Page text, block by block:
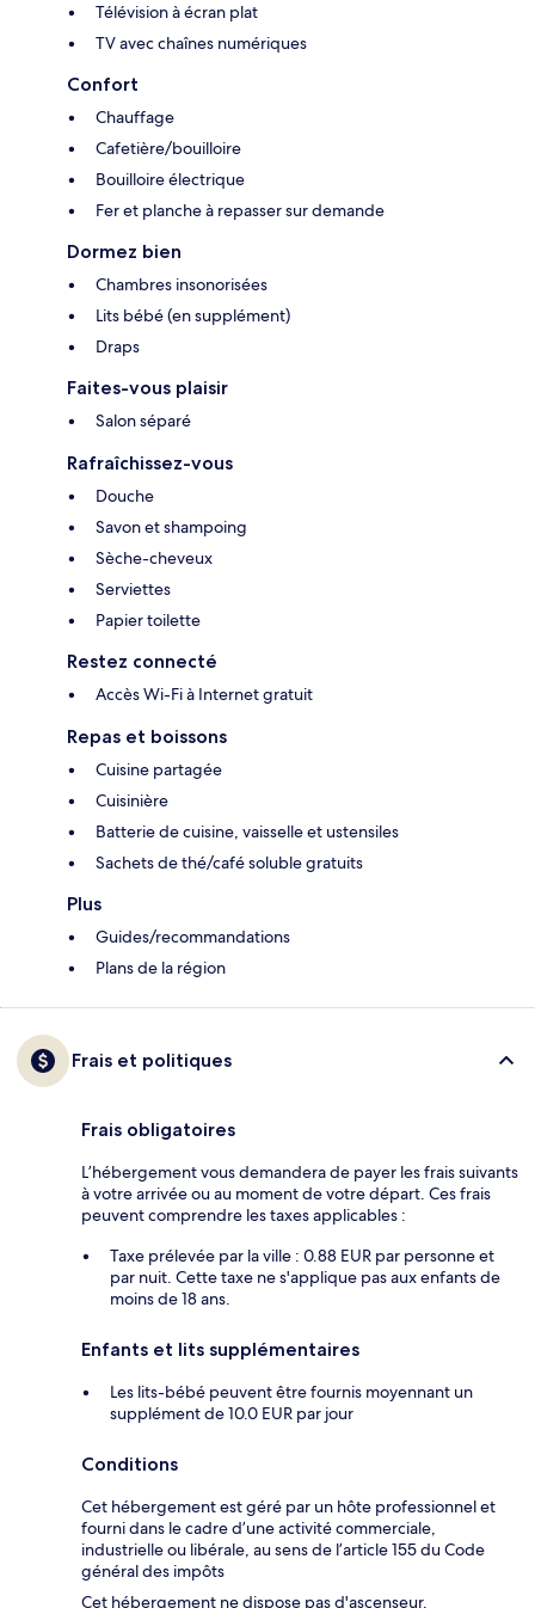
Télévision à écran plat
TV avec chaînes numériques
Confort
Chauffage
Cafetière/bouilloire
Bouilloire électrique
Fer et planche à repasser sur demande
Dormez bien
Chambres insonorisées
Lits bébé (en supplément)
Draps
Faites-vous plaisir
Salon séparé
Rafraîchissez-vous
Douche
Savon et shampoing
Sèche-cheveux
Serviettes
Papier toilette
Restez connecté
Accès Wi-Fi à Internet gratuit
Repas et boissons
Cuisine partagée
Cuisinière
Batterie de cuisine, vaisselle et ustensiles
Sachets de thé/café soluble gratuits
Plus
Guides/recommandations
Plans de la région
Frais et politiques
Frais obligatoires
L’hébergement vous demandera de payer les frais suivants
à votre arrivée ou au moment de votre départ. Ces frais
peuvent comprendre les taxes applicables :
Taxe prélevée par la ville : 0.88 EUR par personne et
par nuit. Cette taxe ne s'applique pas aux enfants de
moins de 18 ans.
Enfants et lits supplémentaires
Les lits-bébé peuvent être fournis moyennant un
supplément de 10.0 EUR par jour
Conditions
Cet hébergement est géré par un hôte professionnel et
fourni dans le cadre d’une activité commerciale,
industrielle ou libérale, au sens de l’article 155 du Code
général des impôts
Cet hébergement ne dispose pas d'ascenseur.